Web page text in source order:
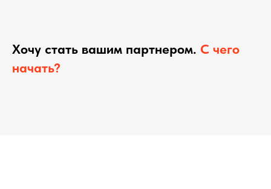
Хочу стать вашим партнером. С чего
начать?